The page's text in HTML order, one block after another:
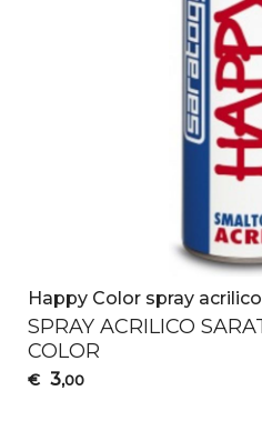
Happy Color spray
SPRAY ACRILICO
COLOR
€ 3,00